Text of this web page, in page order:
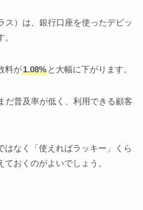
ス）は、銀行口座を使ったデビッ
料が1.08%と大幅に下がります。
だ普及率が低く、利用できる顧客
はなく「使えればラッキー」くら
おくのがよいでしょう。